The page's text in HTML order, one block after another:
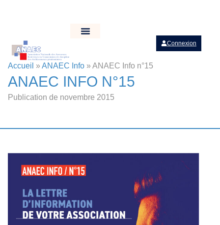
Connexion
Accueil » ANAEC Info » ANAEC Info n°15
ANAEC INFO N°15
Publication de novembre 2015